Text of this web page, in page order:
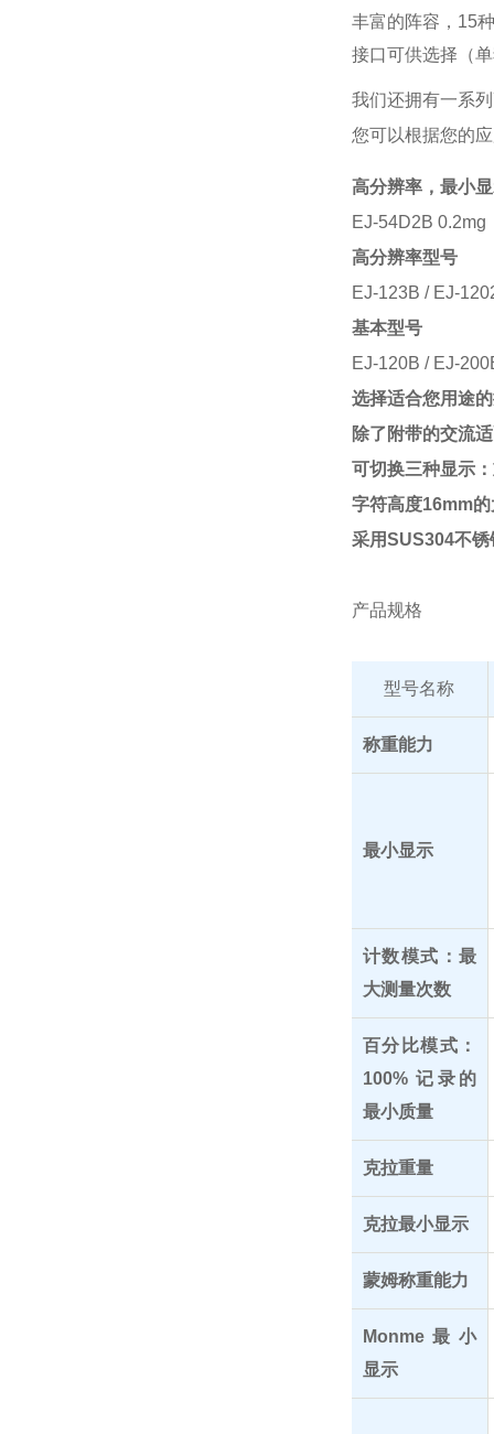
丰富的阵容，15
接口可供选择（
我们还拥有一系
您可以根据您的
高分辨率，最小
EJ-54D2B 0.2mg
高分辨率型号
EJ-123B / EJ-
基本型号
EJ-120B / EJ-
选择适合您用途
除了附带的交流
可切换三种显示
字符高度16mm
采用SUS304不
产品规格
型号名称
称重能力
最小显示
计数模式：最
大测量次数
百分比模式：
100% 记录的
最小质量
克拉重量
克拉最小显示
蒙姆称重能力
Monme最小
显示